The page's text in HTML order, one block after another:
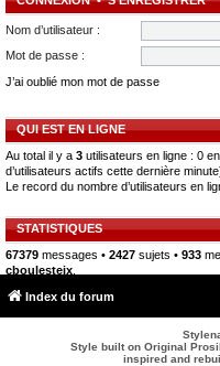
Nom d’utilisateur :
Mot de passe :
J’ai oublié mon mot de passe
QUI EST EN LIGNE
Au total il y a 3 utilisateurs en ligne : 0
d’utilisateurs actifs cette dernière
Le record du nombre d’utilisateurs en
STATISTIQUES
67379 messages • 2427 sujets • 933
cboulesteix
Index du forum
Style built on Original
inspired and